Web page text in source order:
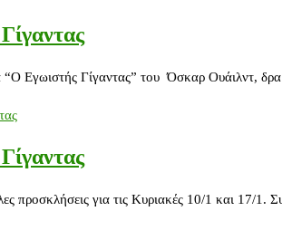
Εγωιστής Γίγαντας” του Όσκαρ Ουάιλντ,
προσκλήσεις για τις Κυριακές 10/1 και